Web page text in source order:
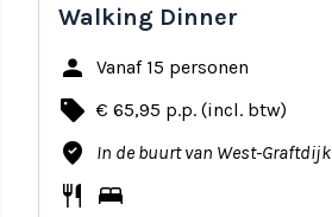
Walking Dinner
person Vanaf 15 personen
local_offer € 65,95 p.p. (incl. btw)
where_to_vote In de buurt van West-Graftdijk
restaurant bed